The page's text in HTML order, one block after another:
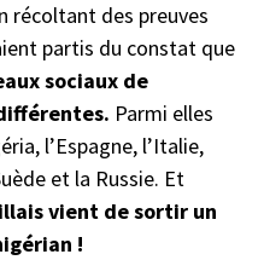
récoltant des preuves
partis du constat que
sociaux de
Parmi elles
l’Espagne, l’Italie,
et la Russie. Et
vient de sortir un
!